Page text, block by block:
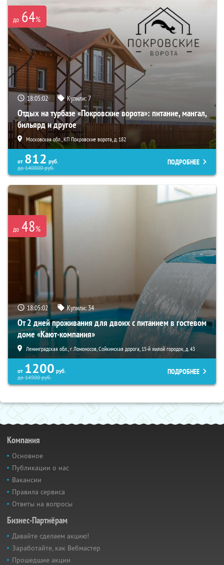
до 64%
18:05:01 Купили:7
Отдых на турбазе «Покровские ворота»: питание, мангал,
бильярд и другое
Московская обл., КП Покровские ворота, д. 182
от 812 руб.
до140800руб.
ПОДРОБНЕЕ
до 48%
18:05:01 Купили:34
От 2 дней проживания для двоих с питанием в гостевом
доме «Кают-компания»
Ленинградская обл., г. Ломоносов, Сойкинская дорога, 15-й жилой городок, д. 43
от 1200 руб.
до14900руб.
ПОДРОБНЕЕ
Компания
Основное
Публикации о нас
Вакансии
Правила сервиса
Ответы на вопросы
Бизнес-Партнёрам
Давайте сделаем акцию!
Заработайте, как Вебмастер
Прошедшие акции